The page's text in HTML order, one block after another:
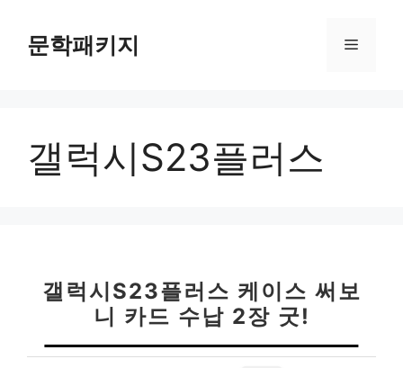
문학패키지 메
갤럭시S23플러스
갤럭시S23플러스 케이스 써보
니 카드 수납 2장 굿!